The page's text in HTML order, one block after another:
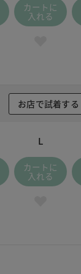
カートに
入れる
お店で試着する
L
カートに
入れる